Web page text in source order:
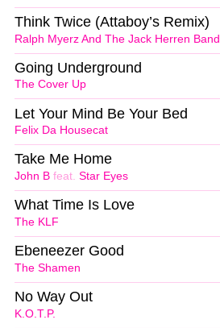
Ralph Myerz And The Jack Herren Band
Think Twice (Attaboy’s Remix)
The Cover Up
Going Underground
Felix Da Housecat
Let Your Mind Be Your Bed
John B feat. Star Eyes
Take Me Home
The KLF
What Time Is Love
The Shamen
Ebeneezer Good
K.O.T.P.
No Way Out